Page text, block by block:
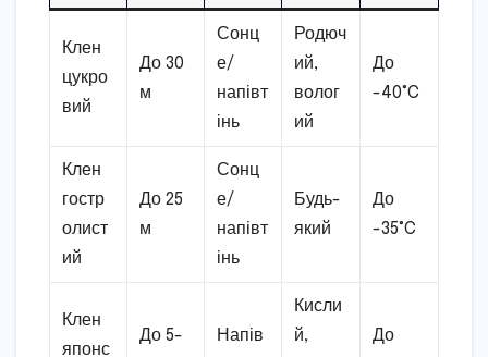
Клен
цукро
вий
До 30
м
Сонц
е/
напівт
інь
Родюч
ий,
волог
ий
До
-40°C
Клен
гостр
олист
ий
До 25
м
Сонц
е/
напівт
інь
Будь-
який
До
-35°C
Клен
японс
До 5-
Напів
Кисли
й,
До